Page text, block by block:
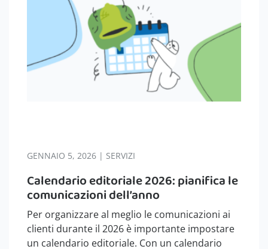
GENNAIO 5, 2026 | SERVIZI
Calendario editoriale 2026: pianifica le
comunicazioni dell’anno
Per organizzare al meglio le comunicazioni ai
clienti durante il 2026 è importante impostare
un calendario editoriale. Con un calendario